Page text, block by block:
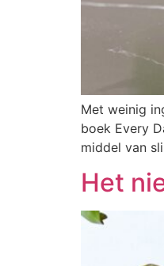
Met weinig
boek Every
middel van
Het